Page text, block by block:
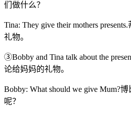
们做什么？
Tina: They give their mothers
礼物。
③Bobby and Tina talk about the
论给妈妈的礼物。
Bobby: What should we give Mum?
呢？